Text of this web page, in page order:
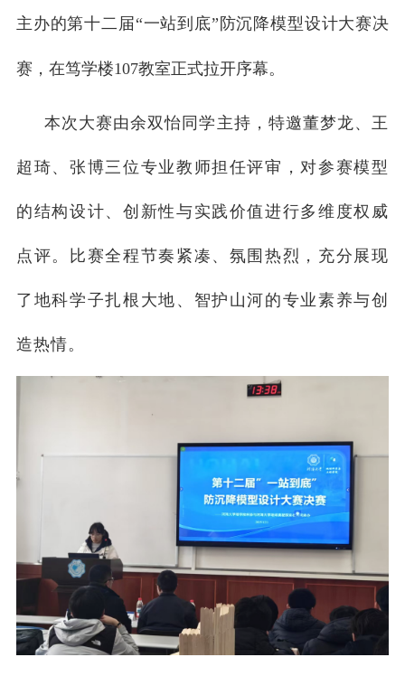
河海大学首页 EN
主办的第十二届“一站到底” 防沉降模型设计大赛决
赛，在笃学楼107教室正式拉开序幕。
本次大赛由余双怡同学主持，特邀董梦龙、王
超琦、张博三位专业教师担任评审，对参赛模型
的结构设计、创新性与实践价值进行多维度权威
点评。比赛全程节奏紧凑、氛围热烈，充分展现
了地科学子扎根大地、智护山河的专业素养与创
造热情。